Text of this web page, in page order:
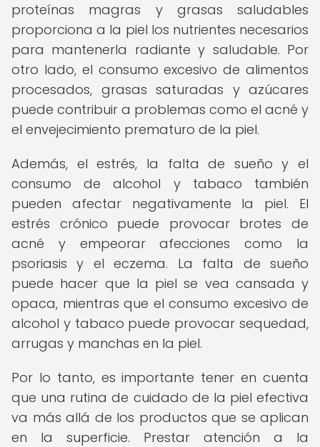
proteínas magras y grasas saludables
proporciona a la piel los nutrientes necesarios
para mantenerla radiante y saludable. Por
otro lado, el consumo excesivo de alimentos
procesados, grasas saturadas y azúcares
puede contribuir a problemas como el acné y
el envejecimiento prematuro de la piel.
Además, el estrés, la falta de sueño y el
consumo de alcohol y tabaco también
pueden afectar negativamente la piel. El
estrés crónico puede provocar brotes de
acné y empeorar afecciones como la
psoriasis y el eczema. La falta de sueño
puede hacer que la piel se vea cansada y
opaca, mientras que el consumo excesivo de
alcohol y tabaco puede provocar sequedad,
arrugas y manchas en la piel.
Por lo tanto, es importante tener en cuenta
que una rutina de cuidado de la piel efectiva
va más allá de los productos que se aplican
en la superficie. Prestar atención a la